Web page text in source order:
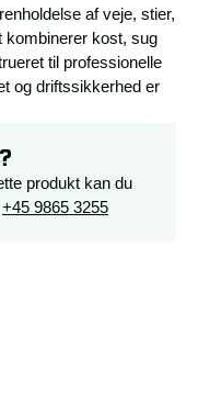
af veje, stier,
kombinerer kost, sug
til professionelle
og driftssikkerhed er
produkt kan du
+45 9865 3255